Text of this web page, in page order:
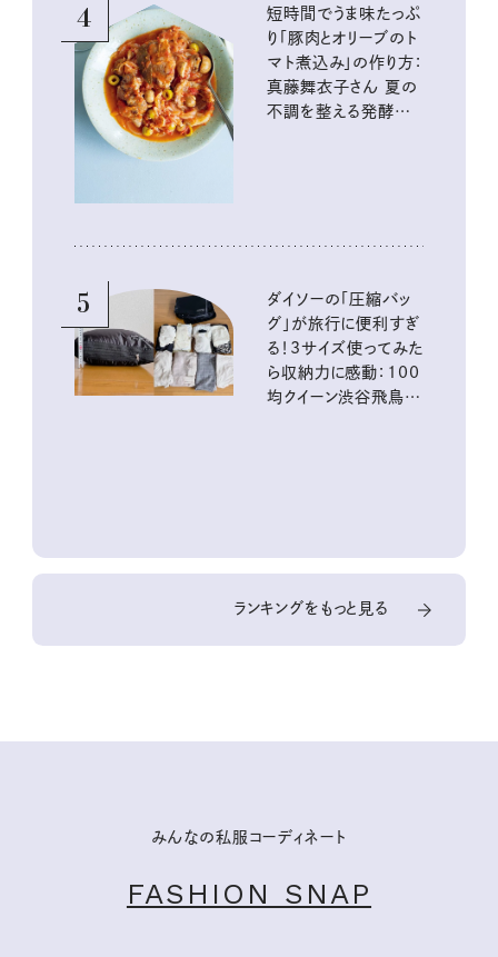
4
短時間でうま味たっぷ
り「豚肉とオリーブのト
マト煮込み」の作り方：
真藤舞衣子さん 夏の
不調を整える発酵レ
5
ダイソーの「圧縮バッ
グ」が旅行に便利すぎ
る！3サイズ使ってみた
ら収納力に感動：100
均クイーン渋谷飛鳥の
ランキングをもっと見る
みんなの私服コーディネート
FASHION SNAP